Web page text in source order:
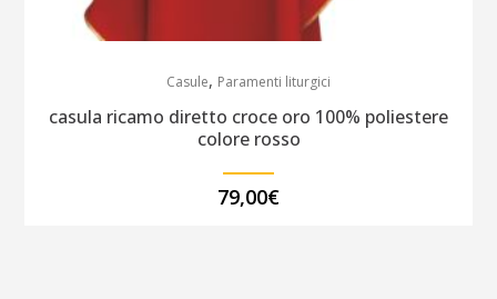
Casule, Paramenti liturgici
casula ricamo diretto croce oro 100% poliestere
colore rosso
79,00€